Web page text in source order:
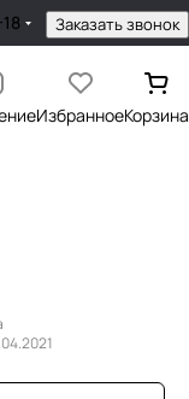
Заказать звонок
ИзбранноеКорзина